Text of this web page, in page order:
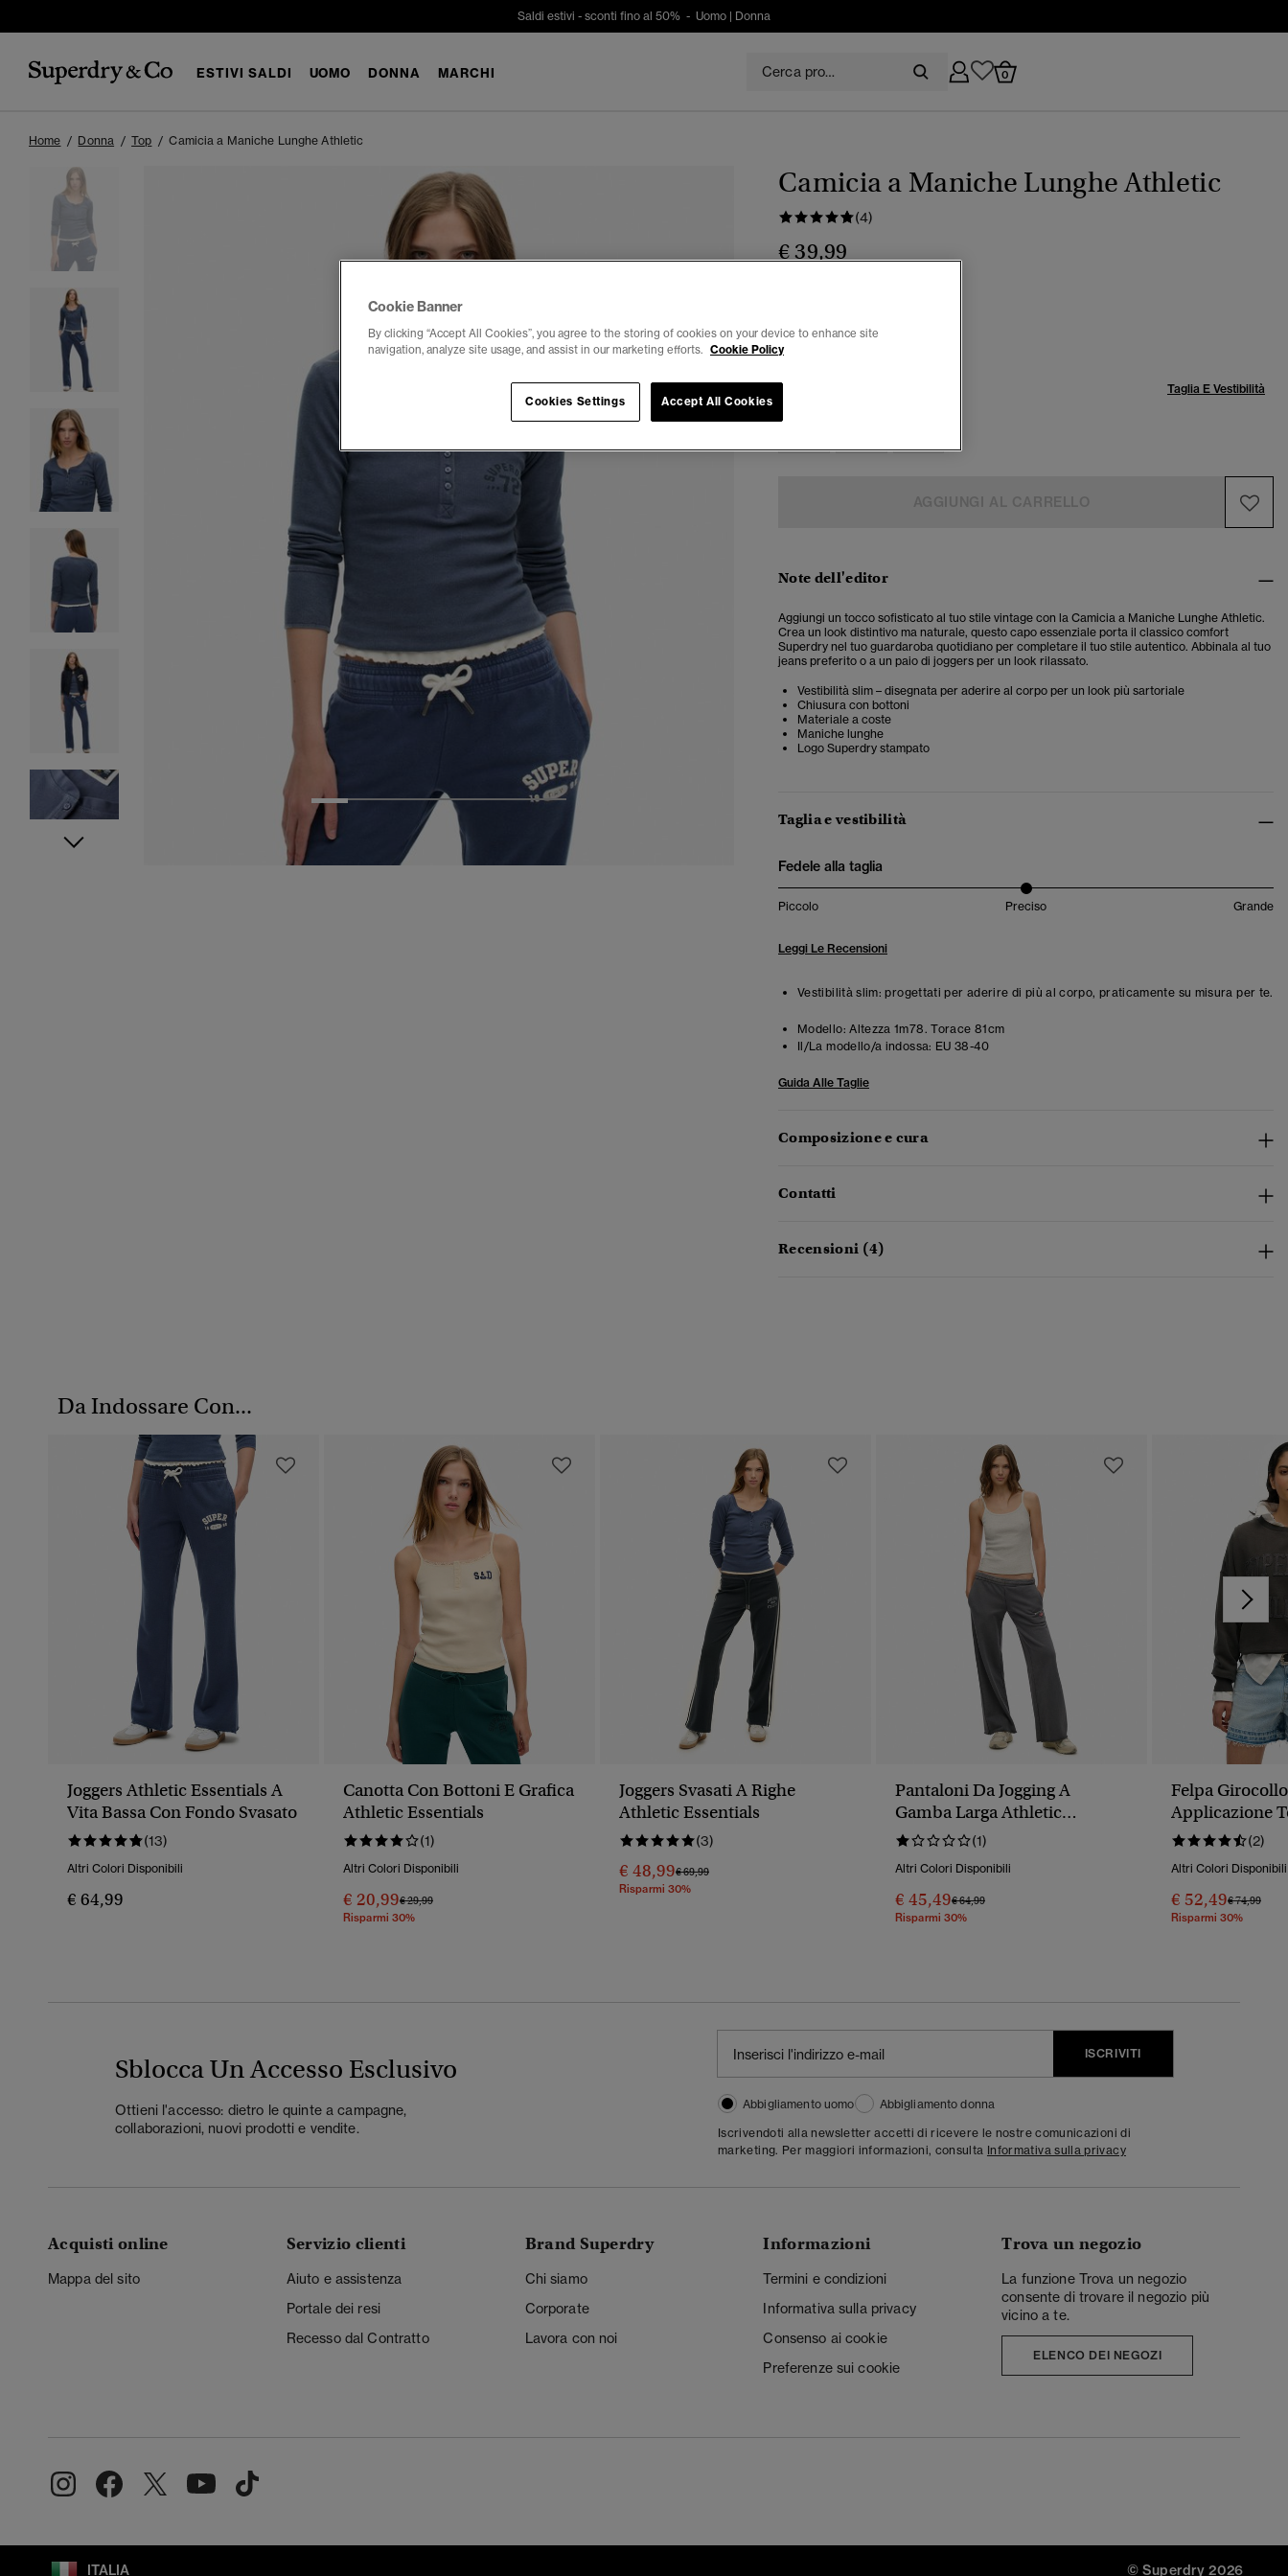
Saldi estivi - sconti fino al 50% - Uomo | Donna
ESTIVI SALDI UOMO DONNA MARCHI 0
Home Donna Top Camicia a Maniche Lunghe Athletic
4
Camicia a Maniche Lunghe Athletic
(4)
€ 39,99
Seleziona Taglia: Taglia E Vestibilità
Note dell'editor
Aggiungi un tocco sofisticato al tuo stile vintage con la Camicia a Maniche Lunghe Athletic.
Crea un look distintivo ma naturale, questo capo essenziale porta il classico comfort
Superdry nel tuo guardaroba quotidiano per completare il tuo stile autentico. Abbinala al tuo
jeans preferito o a un paio di joggers per un look rilassato.
Vestibilità slim – disegnata per aderire al corpo per un look più sartoriale
Chiusura con bottoni
Materiale a coste
Maniche lunghe
Logo Superdry stampato
Taglia e vestibilità
Fedele alla taglia
Piccolo Preciso Grande
Leggi Le Recensioni
Vestibilità slim: progettati per aderire di più al corpo, praticamente su misura per te.
Modello: Altezza 1m78. Torace 81cm
Il/La modello/a indossa: EU 38-40
Guida Alle Taglie
Composizione e cura
Contatti
Recensioni (4)
Da Indossare Con...
Joggers Athletic Essentials A
Vita Bassa Con Fondo Svasato
(13)
Altri Colori Disponibili
€ 64,99
Canotta Con Bottoni E Grafica
Athletic Essentials
(1)
Altri Colori Disponibili
€ 20,99Prezzo Ridotto Da
€ 29,99A
Risparmi 30%
Joggers Svasati A Righe
Athletic Essentials
(3)
€ 48,99Prezzo Ridotto Da
€ 69,99A
Risparmi 30%
Pantaloni Da Jogging A
Gamba Larga Athletic
Essentials(1)
Altri Colori Disponibili
€ 45,49Prezzo Ridotto Da
€ 64,99A
Risparmi 30%
Felpa
Applicazione
Athletic
(2)
Altri Colori Disponibili
€ 52,49Prezzo
€ 74,99A
Risparmi 30%
Sblocca Un Accesso Esclusivo
Ottieni l'accesso: dietro le quinte a campagne,
collaborazioni, nuovi prodotti e vendite.
ISCRIVITI
Abbigliamento uomo
Abbigliamento donna
Iscrivendoti alla newsletter accetti di ricevere le nostre comunicazioni di
marketing. Per maggiori informazioni, consulta Informativa sulla privacy
Acquisti online
Mappa del sito
Servizio clienti
Aiuto e assistenza
Portale dei resi
Recesso dal Contratto
Brand Superdry
Chi siamo
Corporate
Lavora con noi
Informazioni
Termini e condizioni
Informativa sulla privacy
Consenso ai cookie
Preferenze sui cookie
Trova un negozio
La funzione Trova un negozio
consente di trovare il negozio più
vicino a te.
ELENCO DEI NEGOZI
ITALIA © Superdry 2026
Cookie Banner
By clicking “Accept All Cookies”, you agree to the storing of cookies on your device to enhance site
navigation, analyze site usage, and assist in our marketing efforts. Cookie Policy
Cookies Settings Accept All Cookies